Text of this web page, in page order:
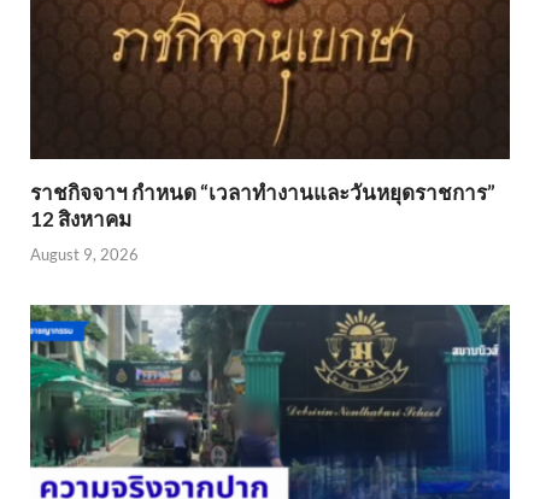
ราชกิจจาฯ กำหนด “เวลาทำงานและวันหยุดราชการ”
12 สิงหาคม
August 9, 2026